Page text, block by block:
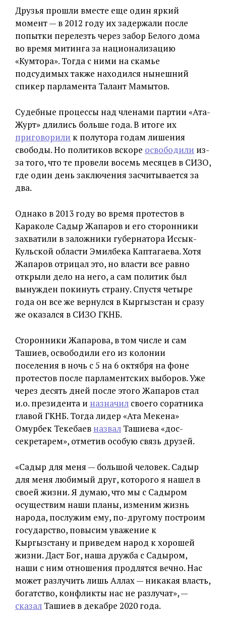
Друзья прошли вместе еще один яркий
момент — в 2012 году их задержали после
попытки перелезть через забор Белого дома
во время митинга за национализацию
«Кумтора». Тогда с ними на скамье
подсудимых также находился нынешний
спикер парламента Талант Мамытов.
Судебные процессы над членами партии «Ата-
Журт» длились больше года. В итоге их
приговорили к полутора годам лишения
свободы. Но политиков вскоре освободили из-
за того, что те провели восемь месяцев в СИЗО,
где один день заключения засчитывается за
два.
Однако в 2013 году во время протестов в
Караколе Садыр Жапаров и его сторонники
захватили в заложники губернатора Иссык-
Кульской области Эмилбека Каптагаева. Хотя
Жапаров отрицал это, но власти все равно
открыли дело на него, а сам политик был
вынужден покинуть страну. Спустя четыре
года он все же вернулся в Кыргызстан и сразу
же оказался в СИЗО ГКНБ.
Сторонники Жапарова, в том числе и сам
Ташиев, освободили его из колонии
поселения в ночь с 5 на 6 октября на фоне
протестов после парламентских выборов. Уже
через десять дней после этого Жапаров стал
и.о. президента и назначил своего соратника
главой ГКНБ. Тогда лидер «Ата Мекена»
Омурбек Текебаев назвал Ташиева «дос-
секретарем», отметив особую связь друзей.
«Садыр для меня — большой человек. Садыр
для меня любимый друг, которого я нашел в
своей жизни. Я думаю, что мы с Садыром
осуществим наши планы, изменим жизнь
народа, послужим ему, по-другому построим
государство, повысим уважение к
Кыргызстану и приведем народ к хорошей
жизни. Даст Бог, наша дружба с Садыром,
наши с ним отношения продлятся вечно. Нас
может разлучить лишь Аллах — никакая власть,
богатство, конфликты нас не разлучат», —
сказал Ташиев в декабре 2020 года.